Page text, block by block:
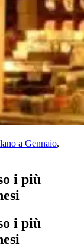
a Gennaio,
i più
i più